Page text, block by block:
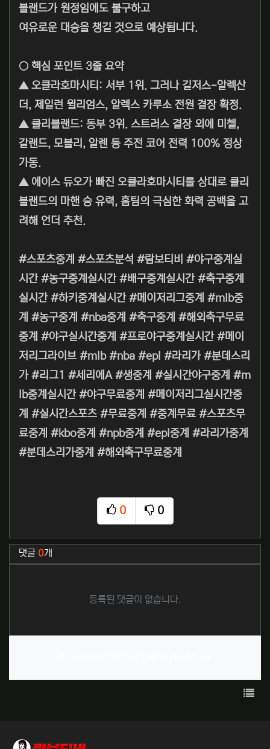
블랜드가 원정임에도 불구하고
여유로운 대승을 챙길 것으로 예상됩니다.
○ 핵심 포인트 3줄 요약
▲ 오클라호마시티: 서부 1위. 그러나 길저스-알렉산
더, 제일런 윌리엄스, 알렉스 카루소 전원 결장 확정.
▲ 클리블랜드: 동부 3위. 스트러스 결장 외에 미첼,
갈랜드, 모블리, 알렌 등 주전 코어 전력 100% 정상
가동.
▲ 에이스 듀오가 빠진 오클라호마시티를 상대로 클리
블랜드의 마핸 승 유력, 홈팀의 극심한 화력 공백을 고
려해 언더 추천.
#스포츠중계 #스포츠분석 #람보티비 #야구중계실
시간 #농구중계실시간 #배구중계실시간 #축구중계
실시간 #하키중계실시간 #메이저리그중계 #mlb중
계 #농구중계 #nba중계 #축구중계 #해외축구무료
중계 #야구실시간중계 #프로야구중계실시간 #메이
저리그라이브 #mlb #nba #epl #라리가 #분데스리
가 #리그1 #세리에A #생중계 #실시간야구중계 #m
lb중계실시간 #야구무료중계 #메이저리그실시간중
계 #실시간스포츠 #무료중계 #중계무료 #스포츠무
료중계 #kbo중계 #npb중계 #epl중계 #라리가중계
#분데스리가중계 #해외축구무료중계
0
추천
0
비추천
관련자료
댓글 0개
등록된 댓글이 없습니다.
목록